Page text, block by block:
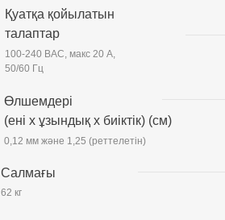
Өлшемдері
(ені x ұзындық x биіктік) (см)
0,12 мм және 1,25 (реттелетін)
Қуатқа қойылатын
талаптар
100-240 ВАС, макс 20 А,
50/60 Гц
Салмағы
62 кг